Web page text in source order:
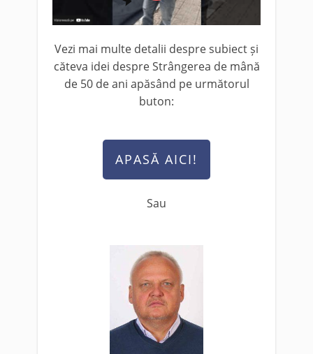
Vezi mai multe detalii despre subiect și
căteva idei despre Strângerea de mână
de 50 de ani apăsând pe următorul
buton:
APASĂ AICI!
Sau